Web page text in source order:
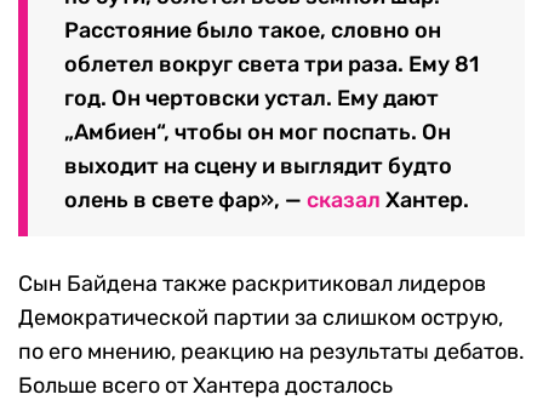
Расстояние было такое, словно он
облетел вокруг света три раза. Ему 81
год. Он чертовски устал. Ему дают
„Амбиен“, чтобы он мог поспать. Он
выходит на сцену и выглядит будто
олень в свете фар», — сказал Хантер.
Сын Байдена также раскритиковал лидеров
Демократической партии за слишком острую,
по его мнению, реакцию на результаты дебатов.
Больше всего от Хантера досталось